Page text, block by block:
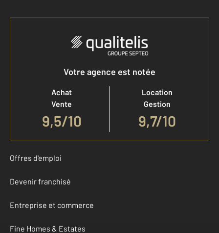
Votre agence est notée
Achat
Vente
9,5/10
Location
Gestion
9,7/10
Offres d'emploi
Devenir franchisé
Entreprise et commerce
Fine Homes & Estates